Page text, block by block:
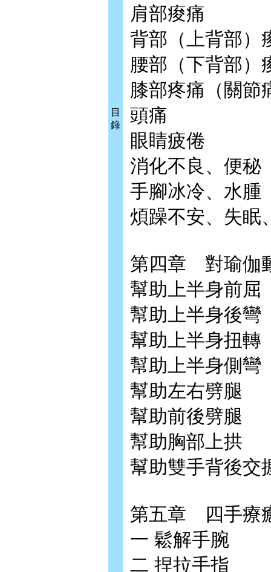
目
錄
肩部痠痛
背部（上背部）
腰部（下背部）
膝部疼痛（關節
頭痛
眼睛疲倦
消化不良、便秘
手腳冰冷、水腫
煩躁不安、失眠
第四章 對瑜伽
幫助上半身前屈
幫助上半身後彎
幫助上半身扭轉
幫助上半身側彎
幫助左右劈腿
幫助前後劈腿
幫助胸部上拱
幫助雙手背後交
第五章 四手療
一 鬆解手腕
二 捏拉手指